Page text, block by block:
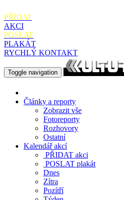
PŘIDAT
AKCI
POSLAT
PLAKÁT
RYCHLÝ KONTAKT
Toggle navigation
Články a reporty
Zobrazit vše
Fotoreporty
Rozhovory
Ostatní
Kalendář akcí
PŘIDAT akci
POSLAT plakát
Dnes
Zítra
Pozítří